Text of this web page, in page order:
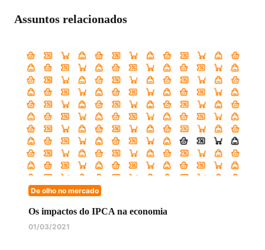
Assuntos relacionados
De olho no mercado
Os impactos do IPCA na economia
01/03/2021